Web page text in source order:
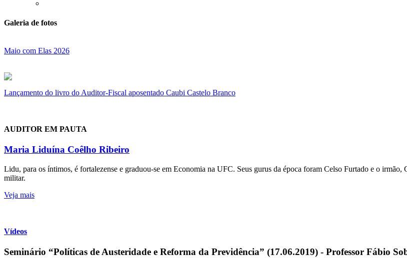
Galeria de fotos
Maio com Elas 2026
Lançamento do livro do Auditor-Fiscal aposentado Caubi Castelo Branco
AUDITOR EM PAUTA
Maria Liduína Coêlho Ribeiro
Lidu, para os íntimos, é fortalezense e graduou-se em Economia na UFC. Seus gurus da época foram Celso Furtado e o
militar.
Veja mais
Vídeos
Seminário “Políticas de Austeridade e Reforma da Previdência” (17.06.2019) - Professor Fábio